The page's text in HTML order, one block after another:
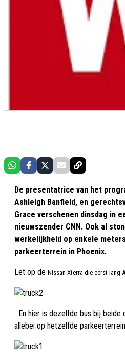
De presentatrice van het
Ashleigh Banfield, en
Grace verschenen dinsdag in
nieuwszender CNN. Ook al
werkelijkheid op enkele
parkeerterrein in Phoenix.
Let op de Nissan Xterra die eerst lang
En hier is dezelfde bus bij beide
allebei op hetzelfde